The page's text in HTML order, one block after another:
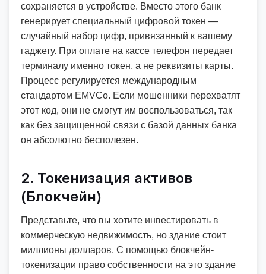
сохраняется в устройстве. Вместо этого банк
генерирует специальный цифровой токен —
случайный набор цифр, привязанный к вашему
гаджету. При оплате на кассе телефон передает
терминалу именно токен, а не реквизиты карты.
Процесс регулируется международным
стандартом EMVCo. Если мошенники перехватят
этот код, они не смогут им воспользоваться, так
как без защищенной связи с базой данных банка
он абсолютно бесполезен.
2. Токенизация активов
(Блокчейн)
Представьте, что вы хотите инвестировать в
коммерческую недвижимость, но здание стоит
миллионы долларов. С помощью блокчейн-
токенизации право собственности на это здание